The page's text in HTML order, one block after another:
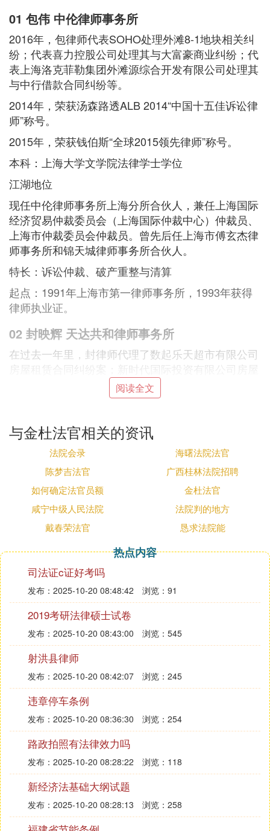
01 包伟 中伦律师事务所
2016年，包律师代表SOHO处理外滩8-1地块相关纠
纷；代表喜力控股公司处理其与大富豪商业纠纷；代
表上海洛克菲勒集团外滩源综合开发有限公司处理其
与中行借款合同纠纷等。
2014年，荣获汤森路透ALB 2014“中国十五佳诉讼律
师”称号。
2015年，荣获钱伯斯“全球2015领先律师”称号。
本科：上海大学文学院法律学士学位
江湖地位
现任中伦律师事务所上海分所合伙人，兼任上海国际
经济贸易仲裁委员会（上海国际仲裁中心）仲裁员、
上海市仲裁委员会仲裁员。曾先后任上海市傅玄杰律
师事务所和锦天城律师事务所合伙人。
特长：诉讼仲裁、破产重整与清算
起点：1991年上海市第一律师事务所，1993年获得
律师执业证。
02 封映辉 天达共和律师事务所
在过去一年里，封律师代理了数起乐天超市有限公司
房屋租赁合同纠纷案；新时代国际投资有限公司房屋
租赁合同纠纷案；康菲石油中国有限公司海上污染损
害责任纠纷上诉案等。除了律师的本职工作外，封映
人，曾在河北律协主办的律师初任及中央民族大学的
法律诊所授课。
从业26年之久，其经办典型案例被录入最高人民法
编著的《经济审判指导与参考》。
本科：中国政法大学
硕士：清华大学法学
现任天达共和律师事务所合伙人，在2006年加入天达
前，曾供职于太平洋律师事务所。
特长：诉讼及仲裁法律事务，尤其擅长民商事诉讼及
仲裁
起点：1986年河北省司法厅
03 傅钢 协力律师事务所
2016年，傅钢律师全程参与大众点评网诉网络不正当
竞争案、上海壮游信息科技有限公司与广州硕星等公
司“奇迹MU”网络游戏侵害著作权、侵害商标权；代理
北京乐动卓越科技有限公司与北京昆仑万维科技股份
有限公司等著作权侵权及不正当竞争案等。
曾主办上海反垄断第一案“书生公司诉盛大网络”垄断
纠纷案、“龙之谷”确认不侵权案、土豆系列著作权纠
纷案等知名案例。
学术造诣
阅读全文
与金杜法官相关的资讯
法院会录
海曙法院法官
陈梦吉法官
广西桂林法院招聘
如何确定法官员额
金杜法官
咸宁中级人民法院
法院判的地方
戴春荣法官
恳求法院能
热点内容
司法证c证好考吗
发布：2025-10-20 08:48:42 浏览：91
2019考研法律硕士试卷
发布：2025-10-20 08:43:00 浏览：545
射洪县律师
发布：2025-10-20 08:42:07 浏览：245
违章停车条例
发布：2025-10-20 08:36:30 浏览：254
路政拍照有法律效力吗
发布：2025-10-20 08:28:22 浏览：118
新经济法基础大纲试题
发布：2025-10-20 08:28:13 浏览：258